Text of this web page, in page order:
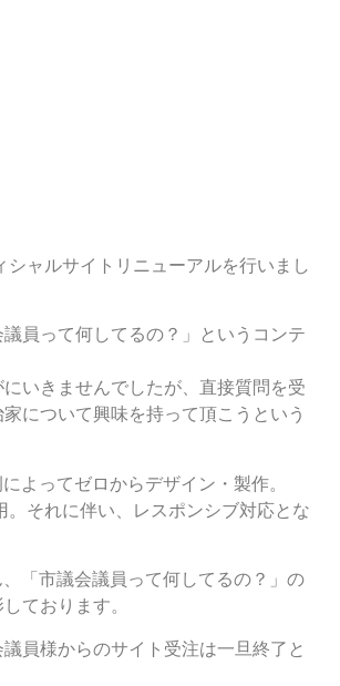
ャルサイトリニューアルを行いまし
員って何してるの？」というコンテ
いきませんでしたが、直接質問を受
について興味を持って頂こうという
よってゼロからデザイン・製作。
それに伴い、レスポンシブ対応とな
「市議会議員って何してるの？」の
ております。
員様からのサイト受注は一旦終了と